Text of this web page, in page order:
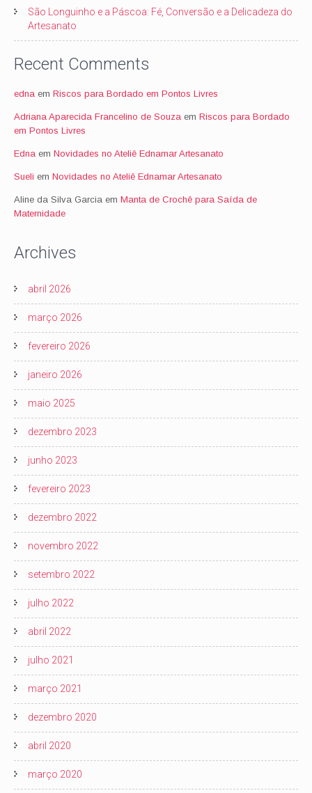
São Longuinho e a Páscoa: Fé, Conversão e a Delicadeza do
Artesanato
Recent Comments
edna em Riscos para Bordado em Pontos Livres
Adriana Aparecida Francelino de Souza em Riscos para Bordado
em Pontos Livres
Edna em Novidades no Ateliê Ednamar Artesanato
Sueli em Novidades no Ateliê Ednamar Artesanato
Aline da Silva Garcia em Manta de Crochê para Saída de
Maternidade
Archives
abril 2026
março 2026
fevereiro 2026
janeiro 2026
maio 2025
dezembro 2023
junho 2023
fevereiro 2023
dezembro 2022
novembro 2022
setembro 2022
julho 2022
abril 2022
julho 2021
março 2021
dezembro 2020
abril 2020
março 2020